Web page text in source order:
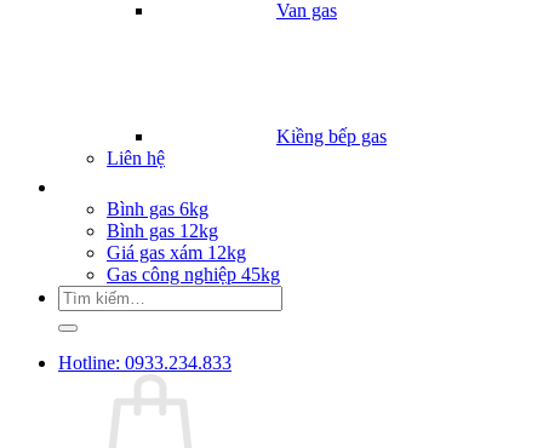
Van gas
Kiềng bếp gas
Liên hệ
Bình gas 6kg
Bình gas 12kg
Giá gas xám 12kg
Gas công nghiệp 45kg
Tìm
kiếm:
Hotline: 0933.234.833